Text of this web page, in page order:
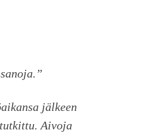
jälkeen
Aivoja